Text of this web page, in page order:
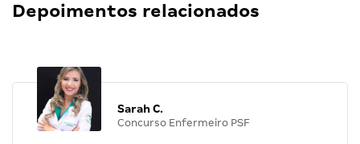
Depoimentos relacionados
Sarah C.
Concurso Enfermeiro PSF